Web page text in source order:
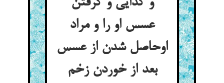
عسس او را و مراد
اوحاصل شدن از عسس
بعد از خوردن زخم